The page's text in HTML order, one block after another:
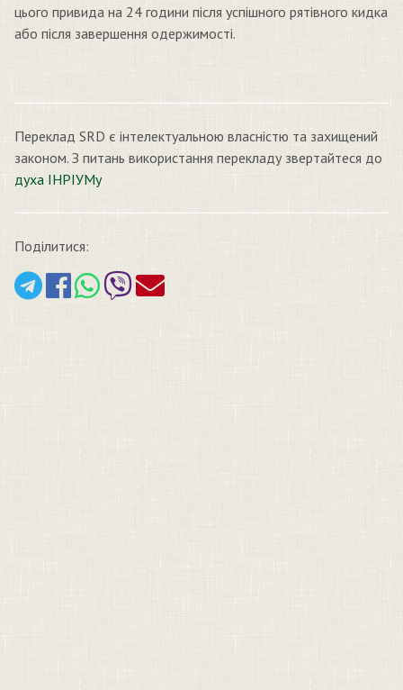
цього привида на 24 години після успішного рятівного кидка
або після завершення одержимості.
Переклад SRD є інтелектуальною власністю та захищений
законом. З питань використання перекладу звертайтеся до
духа ІНРІУМу
Поділитися: